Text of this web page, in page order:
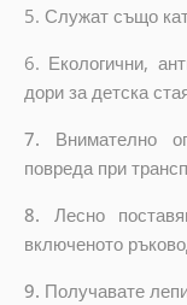
5. Служат също
6. Екологични,
дори за детска
7. Внимателно
повреда при
8. Лесно
включеното
9. Получавате